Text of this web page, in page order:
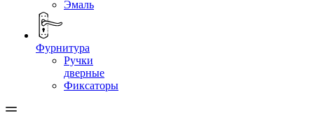
Эмаль
Фурнитура
Ручки
дверные
Фиксаторы